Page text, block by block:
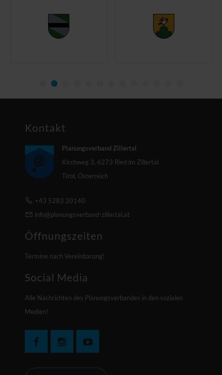
Kontakt
Planungsverband Zillertal
Kirchweg 3, 6273 Ried im Zillertal
Tirol, Österreich
+43 5283 20140
info@planungsverband-zillertal.at
Öffnungszeiten
Termine nach Vereinbarung!
Social Media
Alle Nachrichten des Planungsverbandes in den sozialen
Medien!